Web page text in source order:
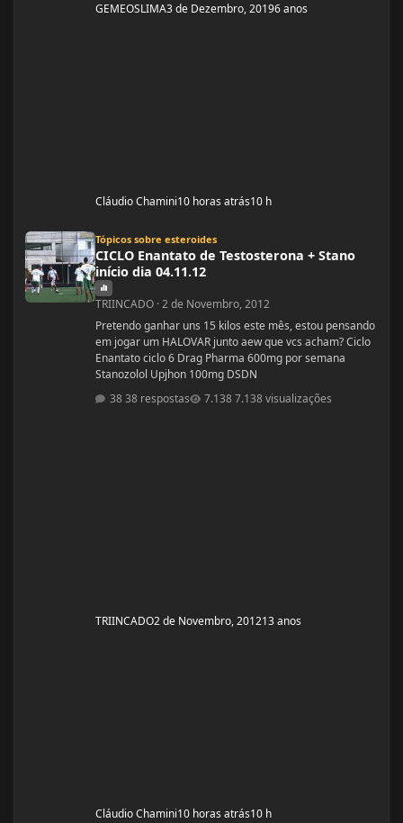
GEMEOSLIMA3 de Dezembro, 20196 anos
Cláudio Chamini10 horas atrás10 h
Tópicos sobre esteroides
CICLO Enantato de Testosterona + Stano
início dia 04.11.12
TRIINCADO ·2 de Novembro, 2012
Pretendo ganhar uns 15 kilos este mês, estou pensando
em jogar um HALOVAR junto aew que vcs acham? Ciclo
Enantato ciclo 6 Drag Pharma 600mg por semana
Stanozolol Upjhon 100mg DSDN
38 respostas
7.138 visualizações
TRIINCADO2 de Novembro, 201213 anos
Cláudio Chamini10 horas atrás10 h